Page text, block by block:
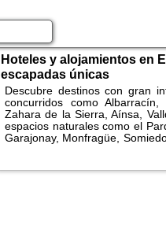
Hoteles y alojamientos en
escapadas únicas
Descubre destinos con gran
concurridos como Albarracín,
Zahara de la Sierra, Aínsa,
espacios naturales como el
Garajonay, Monfragüe,
hoteles y apartamentos.